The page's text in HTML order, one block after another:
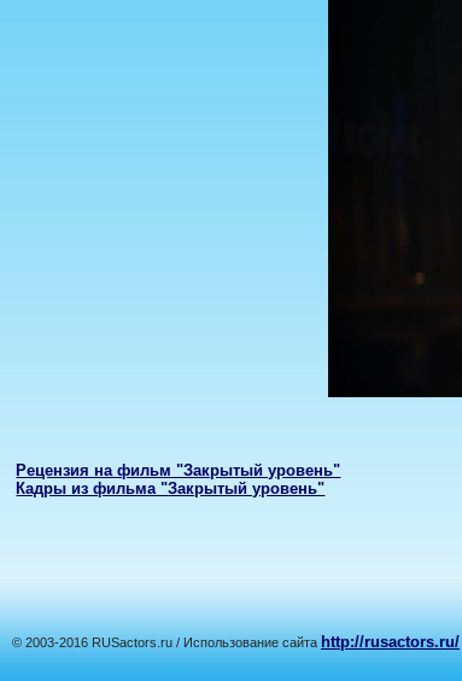
Рецензия на фильм "Закрытый уровень"
Кадры из фильма "Закрытый уровень"
© 2003-2016 RUSactors.ru / Использование сайта http://rusactors.ru/